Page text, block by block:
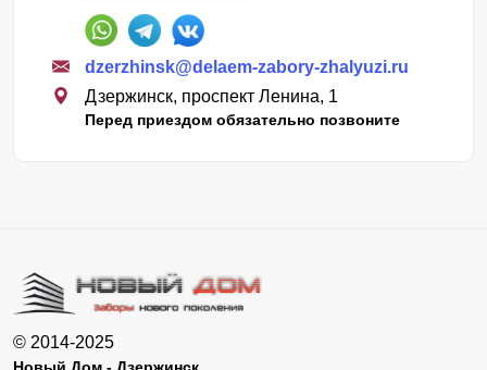
dzerzhinsk@delaem-zabory-zhalyuzi.ru
Дзержинск, проспект Ленина, 1
Перед приездом обязательно позвоните
© 2014-2025
Новый Дом - Дзержинск